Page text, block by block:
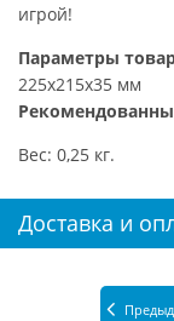
игрой!
Параметры
225х215х35 мм
Вес: 0,25 кг.
Доставка и